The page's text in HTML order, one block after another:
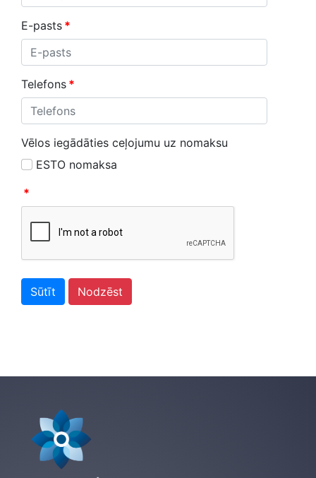
E-pasts *
Telefons *
Vēlos iegādāties ceļojumu uz nomaksu
ESTO nomaksa
*
Sūtīt Nodzēst